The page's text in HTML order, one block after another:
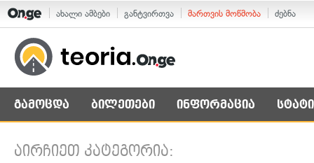
ახალი ამბები განტვირთვა მართვის მოწმობა ძებნა
გამოცდა ბილეთები ინფორმაცია
აირჩიეთ კატეგორია: